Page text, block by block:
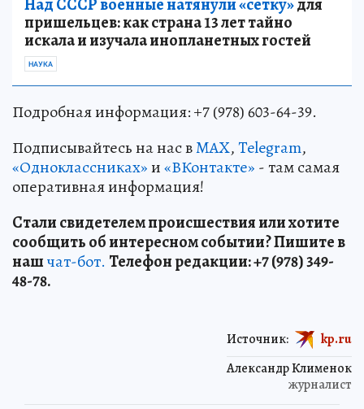
Над СССР военные натянули «сетку»для
пришельцев: как страна 13 лет тайно
искала и изучала инопланетных гостей
НАУКА
Подробная информация: +7 (978) 603-64-39.
Подписывайтесь на нас вMAX,Telegram,
«Одноклассниках»и«ВКонтакте» - там самая
оперативная информация!
Стали свидетелем происшествия или хотите
сообщить об интересном событии? Пишите в
нашчат-бот. Телефон редакции: +7 (978) 349-
48-78.
Александр Клименок
журналист
Источник: kp.ru